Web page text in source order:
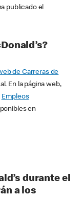
publicado el
de Carreras de
En la página web,
Empleos
en
durante el
a los